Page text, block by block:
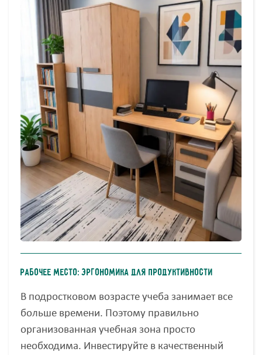
Рабочее место: эргономика для продуктивности
В подростковом возрасте учеба занимает все
больше времени. Поэтому правильно
организованная учебная зона просто
необходима. Инвестируйте в качественный